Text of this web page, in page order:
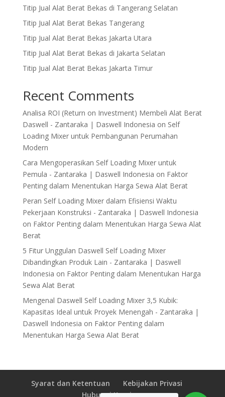
Titip Jual Alat Berat Bekas di Tangerang Selatan
Titip Jual Alat Berat Bekas Tangerang
Titip Jual Alat Berat Bekas Jakarta Utara
Titip Jual Alat Berat Bekas di Jakarta Selatan
Titip Jual Alat Berat Bekas Jakarta Timur
Recent Comments
Analisa ROI (Return on Investment) Membeli Alat Berat
Daswell - Zantaraka | Daswell Indonesia on Self
Loading Mixer untuk Pembangunan Perumahan
Modern
Cara Mengoperasikan Self Loading Mixer untuk
Pemula - Zantaraka | Daswell Indonesia on Faktor
Penting dalam Menentukan Harga Sewa Alat Berat
Peran Self Loading Mixer dalam Efisiensi Waktu
Pekerjaan Konstruksi - Zantaraka | Daswell Indonesia
on Faktor Penting dalam Menentukan Harga Sewa Alat
Berat
5 Fitur Unggulan Daswell Self Loading Mixer
Dibandingkan Produk Lain - Zantaraka | Daswell
Indonesia on Faktor Penting dalam Menentukan Harga
Sewa Alat Berat
Mengenal Daswell Self Loading Mixer 3,5 Kubik:
Kapasitas Ideal untuk Proyek Menengah - Zantaraka |
Daswell Indonesia on Faktor Penting dalam
Menentukan Harga Sewa Alat Berat
Syarat dan Ketentuan
Kebijakan Privasi
Hubungi Kami